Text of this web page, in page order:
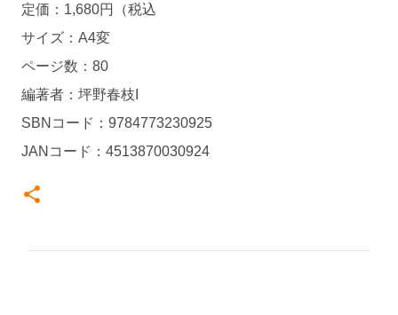
定価：1,680円（税込
サイズ：A4変
ページ数：80
編著者：坪野春枝I
SBNコード：9784773230925
JANコード：4513870030924